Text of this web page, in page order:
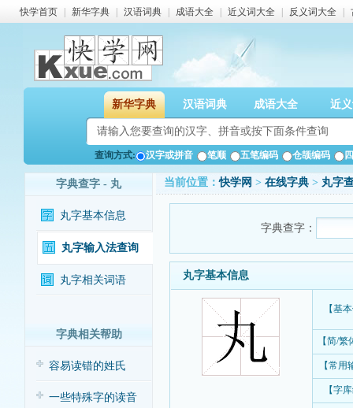
快学首页 新华字典 汉语词典 成语大全 近义词大全 反义词大全
新华字典 汉语词典 成语大全 近
查询方式: 汉字或拼音 笔顺 五笔编码 仓颉编码
字典查字 - 丸
丸字基本信息
丸字输入法查询
丸字相关词语
字典相关帮助
容易读错的姓氏
一些特殊字的读音
当前位置：快学网 > 在线字典 > 丸字
字典查字：
丸字基本信息
【基
【简/
【常用
【字